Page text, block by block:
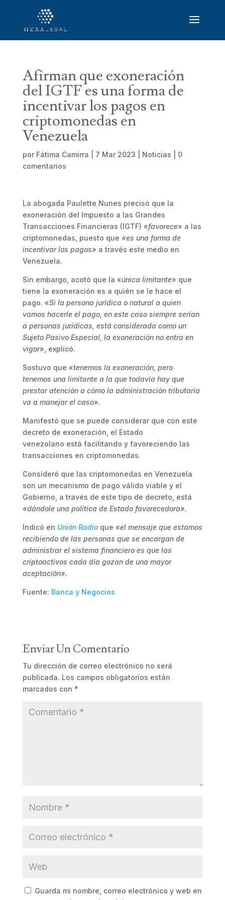
Afirman que exoneración
del IGTF es una forma de
incentivar los pagos en
criptomonedas en
Venezuela
por Fátima Camirra 7 Mar 2023 Noticias
0
comentarios
La abogada Paulette Nunes precisó que la
exoneración del Impuesto a las Grandes
Transacciones Financieras (IGTF) «favorece» a las
criptomonedas, puesto que «es una forma de
incentivar los pagos» a través este medio en
Venezuela.
Sin embargo, acotó que la «única limitante» que
tiene la exoneración es a quién se le hace el
pago. «Si la persona jurídica o natural a quien
vamos hacerle el pago, en este caso siempre serían
a personas jurídicas, está considerada como un
Sujeto Pasivo Especial, la exoneración no entra en
vigor», explicó.
Sostuvo que «tenemos la exoneración, pero
tenemos una limitante a la que todavía hay que
prestar atención a cómo la administración tributaria
va a manejar el caso».
Manifestó que se puede considerar que con este
decreto de exoneración, el Estado
venezolano está facilitando y favoreciendo las
transacciones en criptomonedas.
Consideró que las criptomonedas en Venezuela
son un mecanismo de pago válido viable y el
Gobierno, a través de este tipo de decreto, está
«dándole una política de Estado favorecedora».
Indicó en Unión Radioque «el mensaje que estamos
recibiendo de las personas que se encargan de
administrar el sistema financiero es que las
criptoactivos cada día gozan de una mayor
aceptación».
Fuente: Banca y Negocios
Enviar Un Comentario
Tu dirección de correo electrónico no será
publicada. Los campos obligatorios están
marcados con *
Guarda mi nombre, correo electrónico y web en